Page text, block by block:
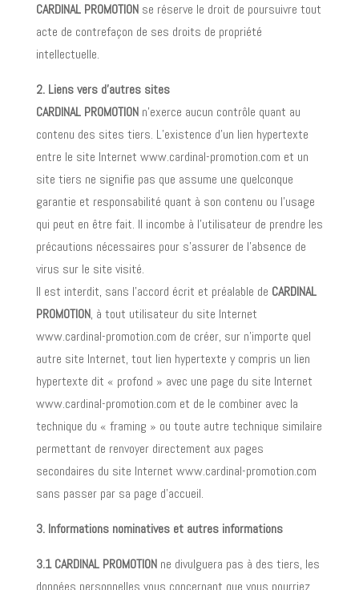
CARDINAL PROMOTION se réserve le droit de poursuivre tout
acte de contrefaçon de ses droits de propriété
intellectuelle.
2. Liens vers d’autres sites
CARDINAL PROMOTIONn’exerce aucun contrôle quant au
contenu des sites tiers. L’existence d’un lien hypertexte
entre le site Internet www.cardinal-promotion.com et un
site tiers ne signifie pas que assume une quelconque
garantie et responsabilité quant à son contenu ou l’usage
qui peut en être fait. Il incombe à l’utilisateur de prendre les
précautions nécessaires pour s’assurer de l’absence de
virus sur le site visité.
Il est interdit, sans l’accord écrit et préalable de CARDINAL
PROMOTION, à tout utilisateur du site Internet
www.cardinal-promotion.com de créer, sur n’importe quel
autre site Internet, tout lien hypertexte y compris un lien
hypertexte dit « profond » avec une page du site Internet
www.cardinal-promotion.com et de le combiner avec la
technique du « framing » ou toute autre technique similaire
permettant de renvoyer directement aux pages
secondaires du site Internet www.cardinal-promotion.com
sans passer par sa page d’accueil.
3. Informations nominatives et autres informations
3.1 CARDINAL PROMOTION ne divulguera pas à des tiers, les
données personnelles vous concernant que vous pourriez